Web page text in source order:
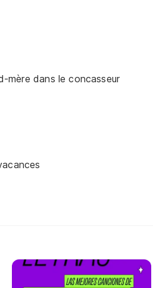
mère dans le concasseur